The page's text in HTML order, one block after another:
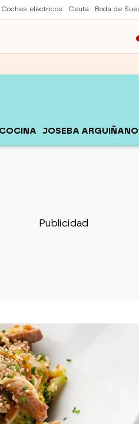
Coches eléctricos Ceuta Boda de
JOSEBA ARGUIÑANO
¡una receta
plato: carne, verdura y